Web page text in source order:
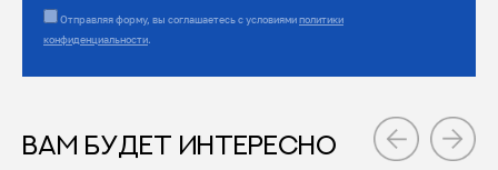
Отправляя форму, вы соглашаетесь с условиямиполитики
конфиденциальности.
ВАМ БУДЕТ ИНТЕРЕСНО